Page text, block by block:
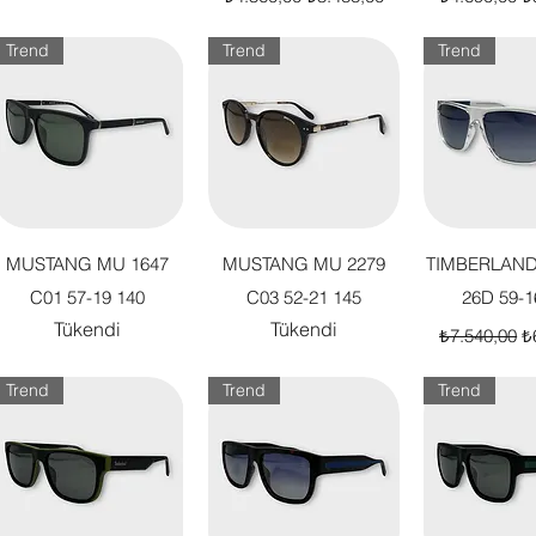
Hızlı Bakış
Trend
MUSTANG MU 1647
C01 57-19 140
Tükendi
Hızlı Bakış
Trend
MUSTANG MU 2279
C03 52-21 145
Tükendi
Hızlı
Trend
26D 59-
Normal
₺7.540,00
Trend Trend Trend